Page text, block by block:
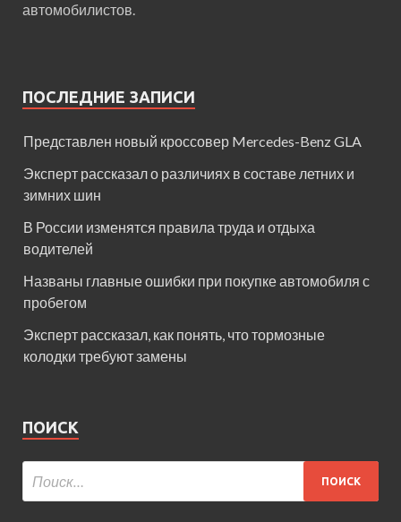
автомобилистов.
ПОСЛЕДНИЕ ЗАПИСИ
Представлен новый кроссовер Mercedes-Benz GLA
Эксперт рассказал о различиях в составе летних и
зимних шин
В России изменятся правила труда и отдыха
водителей
Названы главные ошибки при покупке автомобиля с
пробегом
Эксперт рассказал, как понять, что тормозные
колодки требуют замены
ПОИСК